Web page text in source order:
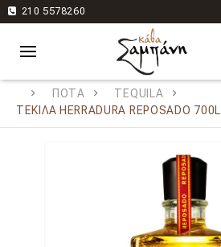
210 5578260
ΠΟΤΑ
TEQUILA
TEΚΙΛΑ HERRADURA REPOSADO 700L